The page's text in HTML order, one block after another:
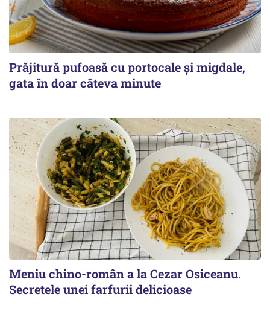
Prăjitură pufoasă cu portocale și migdale,
gata în doar câteva minute
Meniu chino-român a la Cezar Osiceanu.
Secretele unei farfurii delicioase